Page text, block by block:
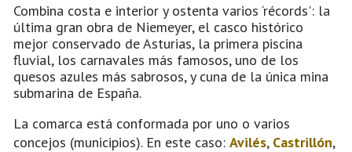
Combina costa e interior y ostenta varios ‘récords': la
última gran obra de Niemeyer, el casco histórico
mejor conservado de Asturias, la primera piscina
fluvial, los carnavales más famosos, uno de los
quesos azules más sabrosos, y cuna de la única mina
submarina de España.
La comarca está conformada por uno o varios
concejos (municipios). En este caso: Avilés, Castrillón,